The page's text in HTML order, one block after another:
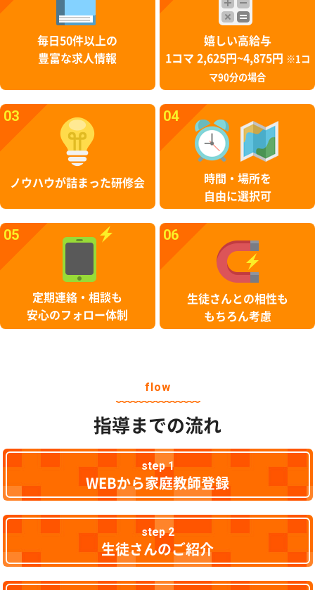
毎日50件以上の
豊富な求人情報
嬉しい高給与
1コマ 2,625円~4,875円
※1コ
マ90分の場合
03
ノウハウが詰まった研修会
04
時間・場所を
自由に選択可
05
定期連絡・相談も
安心のフォロー体制
06
生徒さんとの相性も
もちろん考慮
flow
指導までの流れ
step 1
WEBから家庭教師登録
step 2
生徒さんのご紹介